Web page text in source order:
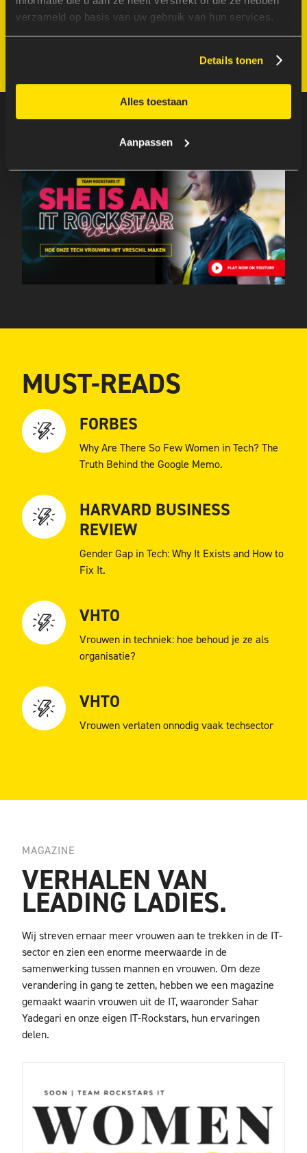
verzameld op basis van uw gebruik van hun services.
Details tonen
Alles toestaan
Aanpassen
MUST-READS
FORBES
Why Are There So Few Women in Tech? The
Truth Behind the Google Memo.
HARVARD BUSINESS
REVIEW
Gender Gap in Tech: Why It Exists and How to
Fix It.
VHTO
Vrouwen in techniek: hoe behoud je ze als
organisatie?
VHTO
Vrouwen verlaten onnodig vaak techsector
MAGAZINE
VERHALEN VAN
LEADING LADIES.
Wij streven ernaar meer vrouwen aan te trekken in de IT-
sector en zien een enorme meerwaarde in de
samenwerking tussen mannen en vrouwen. Om deze
verandering in gang te zetten, hebben we een magazine
gemaakt waarin vrouwen uit de IT, waaronder Sahar
Yadegari en onze eigen IT-Rockstars, hun ervaringen
delen.